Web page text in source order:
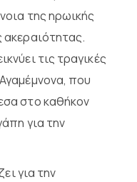
της ηρωικής
ακεραιότητας.
τις τραγικές
που
στο καθήκον
για την
για την